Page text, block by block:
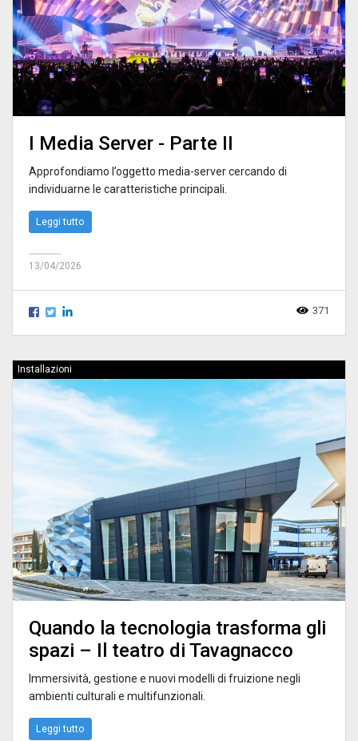
I Media Server - Parte II
Approfondiamo l’oggetto media-server cercando di
individuarne le caratteristiche principali.
Leggi tutto
13/04/2026
371
Installazioni
Quando la tecnologia trasforma gli
spazi – Il teatro di Tavagnacco
Immersività, gestione e nuovi modelli di fruizione negli
ambienti culturali e multifunzionali.
Leggi tutto